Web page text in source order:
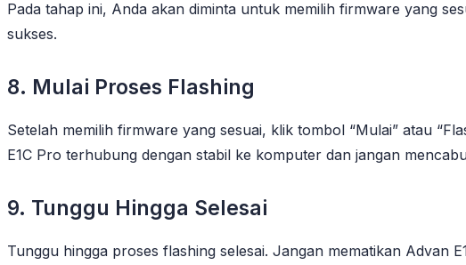
Pada tahap ini, Anda akan diminta untuk memilih firmware yang
sukses.
8. Mulai Proses Flashing
Setelah memilih firmware yang sesuai, klik tombol “Mulai” atau
E1C Pro terhubung dengan stabil ke komputer dan jangan
9. Tunggu Hingga Selesai
Tunggu hingga proses flashing selesai. Jangan mematikan Advan